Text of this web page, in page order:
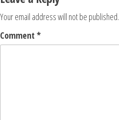
Your email address will not be published.
Comment *